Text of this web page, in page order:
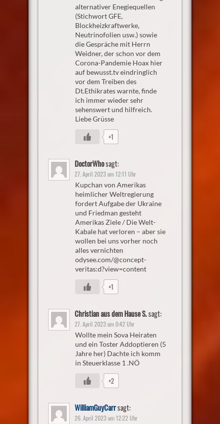
alternativer Enegiequellen
(Stichwort GFE,
Blockheizkraftwerke,
Neutrinofolien usw.) sowie
die Gespräche mit Herrn
Weidner, der schon vor dem
Corona-Pandemie Hoax hier
auf bewusst.tv eindringlich
vor dem Treiben des
Dt.Ethikrates warnte, finde
ich immer wieder sehr
sehenswert und hilfreich.
Liebe Grüsse
+1
DoctorWhosagt:
27. April 2023 um 12:11 Uhr
Kupchan von Amerikas
heimlicher Weltregierung
fordert Aufgabe der Ukraine
und Friedman gesteht
Amerikas Ziele / Die Welt-
Kabale hat verloren – aber sie
wollen bei uns vorher noch
alles vernichten
odysee.com/@concept-
veritas:d?view=content
+1
Christian aus dem Hause S.sagt:
27. April 2023 um 0:42 Uhr
Wollte mein Sova Heiraten
und ein Toster Addoptieren (5
Jahre her) Dachte ich komm
in Steuerklasse 1 .NÖ
+2
WilliamGuyCarrsagt:
26. April 2023 um 12:22 Uhr